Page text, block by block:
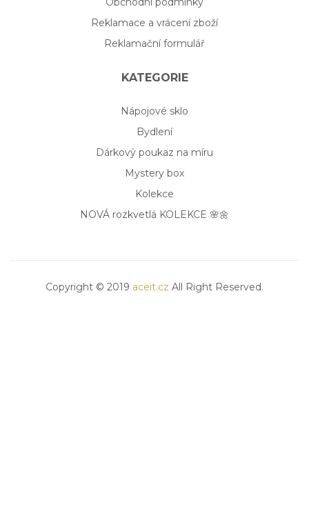
Reklamace a vrácení zboží
Reklamační formulář
KATEGORIE
Nápojové sklo
Bydlení
Dárkový poukaz na míru
Mystery box
Kolekce
NOVÁ rozkvetlá KOLEKCE 🌸🌼
Copyright © 2019 aceit.cz All Right Reserved.